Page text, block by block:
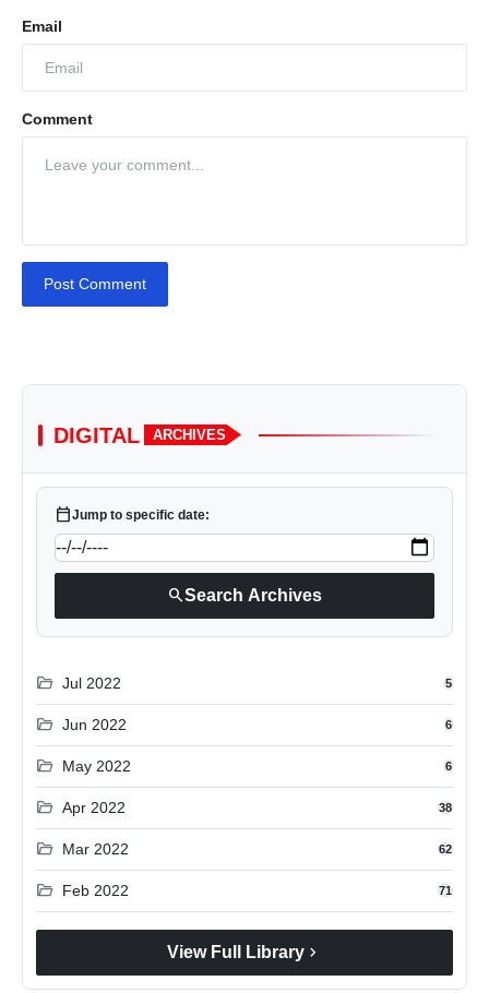
Email
Comment
Post Comment
DIGITAL ARCHIVES
calendar_todayJump to specific date:
searchSearch Archives
folder_open Jul 2022 5
folder_open Jun 2022 6
folder_open May 2022 6
folder_open Apr 2022 38
folder_open Mar 2022 62
folder_open Feb 2022 71
View Full Library chevron_right